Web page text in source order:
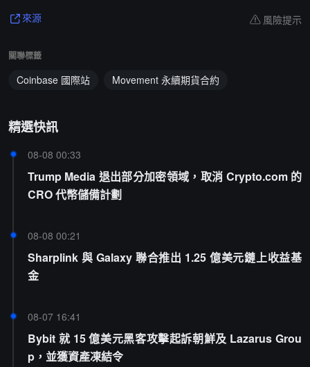
來源 風險提示
關聯標籤
Coinbase 國際站 Movement 永續期貨合約
精選快訊
08-08 00:33
Trump Media 退出部分加密領域，取消 Crypto.com 的
CRO 代幣儲備計劃
08-08 00:21
Sharplink 與 Galaxy 聯合推出 1.25 億美元鏈上收益基
金
08-07 16:41
Bybit 就 15 億美元黑客攻擊起訴朝鮮及 Lazarus Grou
p，並獲資產凍結令